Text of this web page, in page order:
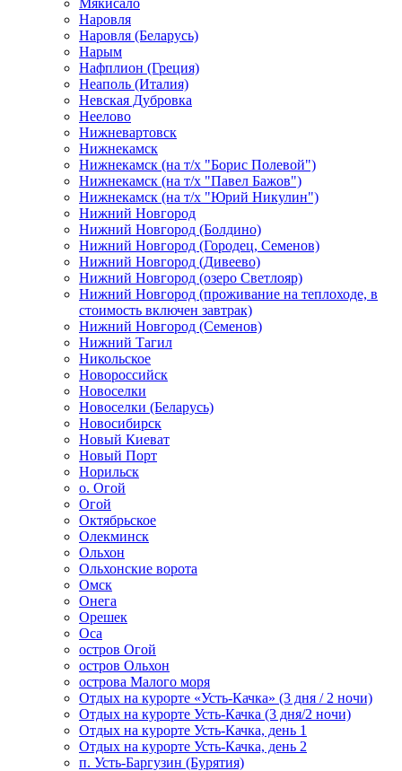
Мякисало
Наровля
Наровля (Беларусь)
Нарым
Нафплион (Греция)
Неаполь (Италия)
Невская Дубровка
Неелово
Нижневартовск
Нижнекамск
Нижнекамск (на т/х "Борис Полевой")
Нижнекамск (на т/х "Павел Бажов")
Нижнекамск (на т/х "Юрий Никулин")
Нижний Новгород
Нижний Новгород (Болдино)
Нижний Новгород (Городец, Семенов)
Нижний Новгород (Дивеево)
Нижний Новгород (озеро Светлояр)
Нижний Новгород (проживание на теплоходе, в
стоимость включен завтрак)
Нижний Новгород (Семенов)
Нижний Тагил
Никольское
Новороссийск
Новоселки
Новоселки (Беларусь)
Новосибирск
Новый Киеват
Новый Порт
Норильск
о. Огой
Огой
Октябрьское
Олекминск
Ольхон
Ольхонские ворота
Омск
Онега
Орешек
Оса
остров Огой
остров Ольхон
острова Малого моря
Отдых на курорте «Усть-Качка» (3 дня / 2 ночи)
Отдых на курорте Усть-Качка (3 дня/2 ночи)
Отдых на курорте Усть-Качка, день 1
Отдых на курорте Усть-Качка, день 2
п. Усть-Баргузин (Бурятия)